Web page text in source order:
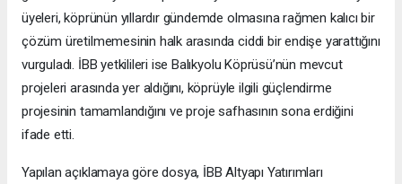
üyeleri, köprünün yıllardır gündemde olmasına rağmen kalıcı bir
çözüm üretilmemesinin halk arasında ciddi bir endişe yarattığını
vurguladı. İBB yetkilileri ise Balıkyolu Köprüsü’nün mevcut
projeleri arasında yer aldığını, köprüyle ilgili güçlendirme
projesinin tamamlandığını ve proje safhasının sona erdiğini
ifade etti.
Yapılan açıklamaya göre dosya, İBB Altyapı Yatırımları